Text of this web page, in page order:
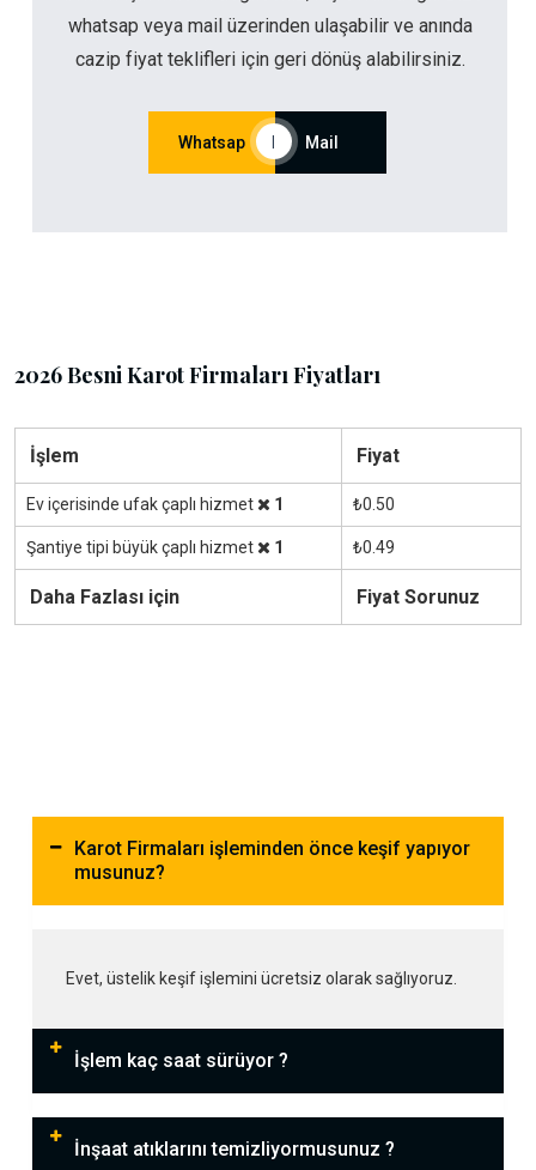
whatsap veya mail üzerinden ulaşabilir ve anında
cazip fiyat teklifleri için geri dönüş alabilirsiniz.
Whatsap Mail
2026 Besni Karot Firmaları Fiyatları
İşlem Fiyat
Ev içerisinde ufak çaplı hizmet 1 ₺0.50
Şantiye tipi büyük çaplı hizmet 1 ₺0.49
Daha Fazlası için Fiyat Sorunuz
Karot Firmaları işleminden önce keşif yapıyor
musunuz?
Evet, üstelik keşif işlemini ücretsiz olarak sağlıyoruz.
İşlem kaç saat sürüyor ?
İnşaat atıklarını temizliyormusunuz ?